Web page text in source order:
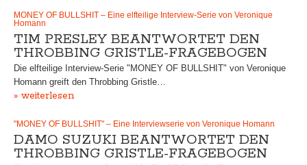
MONEY OF BULLSHIT – Eine elfteilige Interview-Serie von Veronique
Homann
TIM PRESLEY BEANTWORTET DEN
THROBBING GRISTLE-FRAGEBOGEN
Die elfteilige Interview-Serie "MONEY OF BULLSHIT" von Veronique
Homann greift den Throbbing Gristle…
» weiterlesen
"MONEY OF BULLSHIT" – Eine Interviewserie von Veronique Homann
DAMO SUZUKI BEANTWORTET DEN
THROBBING GRISTLE-FRAGEBOGEN